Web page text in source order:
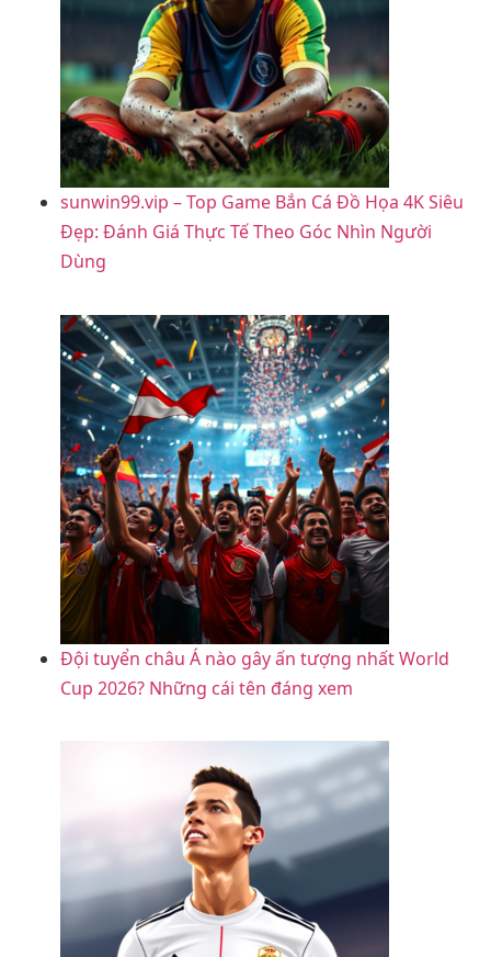
sunwin99.vip – Top Game Bắn Cá Đồ Họa 4K Siêu
Đẹp: Đánh Giá Thực Tế Theo Góc Nhìn Người
Dùng
Đội tuyển châu Á nào gây ấn tượng nhất World
Cup 2026? Những cái tên đáng xem